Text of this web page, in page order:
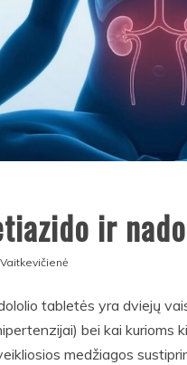
ir
tabletės yra dviejų
bei kai kurioms
medžiagos